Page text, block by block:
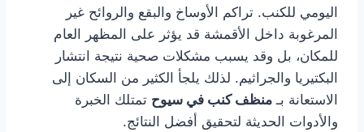
اليومي للكنب. تراكم الأوساخ والبقع والروائح غير
المرغوبة داخل الأقمشة قد يؤثر على المظهر العام
للمكان، بل وقد يسبب مشكلات صحية نتيجة انتشار
البكتيريا والجراثيم. لذلك يلجأ الكثير من السكان إلى
الاستعانة بـ منظف كنب في سيوح تمتلك الخبرة
والأدوات الحديثة لتحقيق أفضل النتائج.